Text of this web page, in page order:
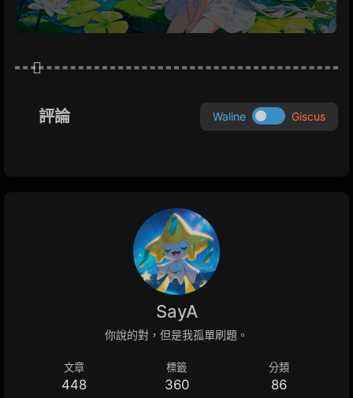
評論 Waline Giscus
SayA
你說的對，但是我孤單刷題。
文章
448
標籤
360
分類
86